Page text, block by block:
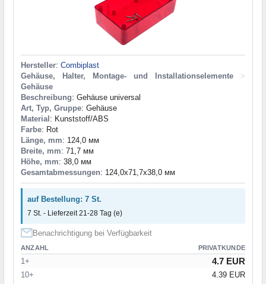
Hersteller: Combiplast
Gehäuse, Halter, Montage- und Installationselemente
>
Gehäuse
Beschreibung: Gehäuse universal
Art, Typ, Gruppe: Gehäuse
Material : Kunststoff/ABS
Farbe: Rot
Länge, mm: 124,0 мм
Breite, mm: 71,7 мм
Höhe, mm: 38,0 мм
Gesamtabmessungen: 124,0x71,7x38,0 мм
auf Bestellung: 7 St.
7 St. - Lieferzeit 21-28 Tag (e)
Benachrichtigung bei Verfügbarkeit
ANZAHL PRIVATKUNDE
1+ 4.7 EUR
10+ 4.39 EUR